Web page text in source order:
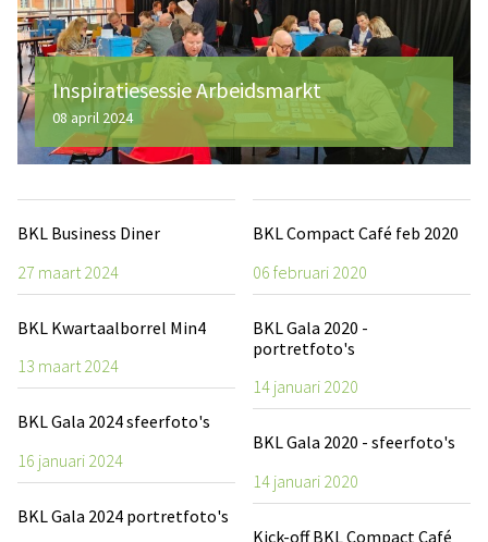
Inspiratiesessie Arbeidsmarkt
08 april 2024
BKL Business Diner
27 maart 2024
BKL Kwartaalborrel Min4
13 maart 2024
BKL Gala 2024 sfeerfoto's
16 januari 2024
BKL Gala 2024 portretfoto's
BKL Compact Café feb 2020
06 februari 2020
BKL Gala 2020 -
portretfoto's
14 januari 2020
BKL Gala 2020 - sfeerfoto's
14 januari 2020
Kick-off BKL Compact Café